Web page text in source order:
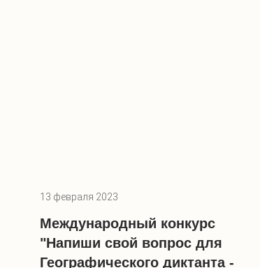
13 февраля 2023
Международный конкурс
"Напиши свой вопрос для
Географического диктанта -